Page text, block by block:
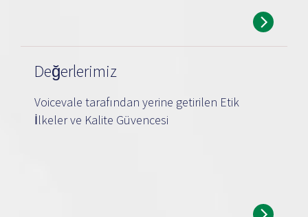
Değerlerimiz
Voicevale tarafından yerine getirilen Etik
İlkeler ve Kalite Güvencesi